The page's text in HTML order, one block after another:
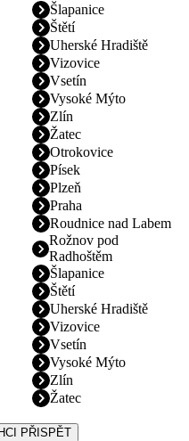
Šlapanice
Štětí
Uherské Hradiště
Vizovice
Vsetín
Vysoké Mýto
Zlín
Žatec
Otrokovice
Písek
Plzeň
Praha
Roudnice nad Labem
Rožnov pod
Radhoštěm
Šlapanice
Štětí
Uherské Hradiště
Vizovice
Vsetín
Vysoké Mýto
Zlín
Žatec
PŘISPĚT